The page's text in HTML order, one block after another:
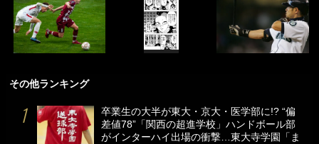
その他ランキング
卒業生の大半が東大・京大・医学部に!? “偏
差値78”「関西の超進学校」ハンドボール部
がインターハイ出場の衝撃…東大寺学園「ま